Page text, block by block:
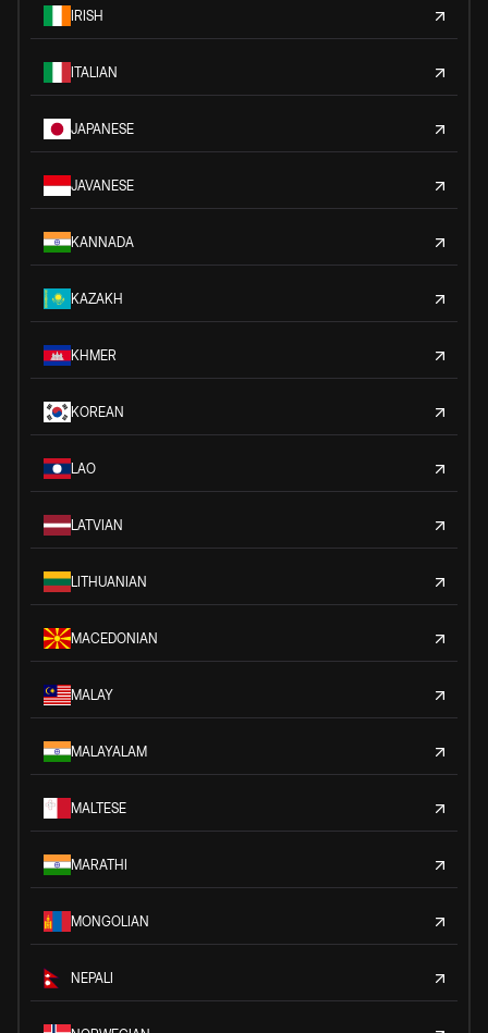
IRISH
ITALIAN
JAPANESE
JAVANESE
KANNADA
KAZAKH
KHMER
KOREAN
LAO
LATVIAN
LITHUANIAN
MACEDONIAN
MALAY
MALAYALAM
MALTESE
MARATHI
MONGOLIAN
NEPALI